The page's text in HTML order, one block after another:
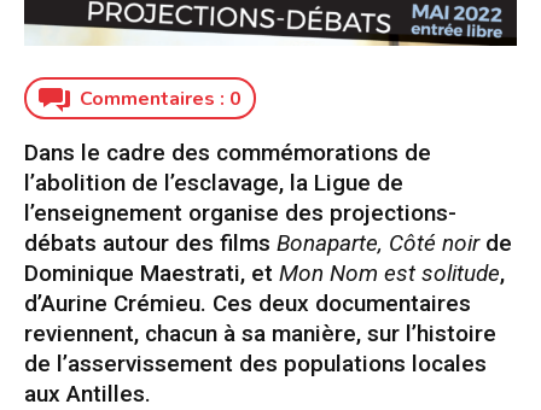
Commentaires : 0
Dans le cadre des commémorations de
l’abolition de l’esclavage, la Ligue de
l’enseignement organise des projections-
débats autour des films Bonaparte, Côté noir de
Dominique Maestrati, et Mon Nom est solitude,
d’Aurine Crémieu. Ces deux documentaires
reviennent, chacun à sa manière, sur l’histoire
de l’asservissement des populations locales
aux Antilles.